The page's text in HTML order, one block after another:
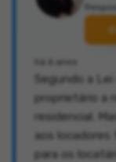
há 6 anos
Segundo a
proprietário a
residencial.
aos
para os